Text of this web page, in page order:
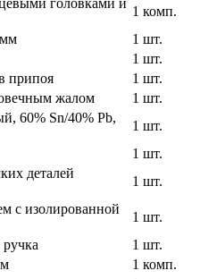
1 комп.
1 шт.
1 шт.
припоя
1 шт.
жалом
1 шт.
60% Sn/40% Pb,
1 шт.
1 шт.
деталей
1 шт.
с изолированной
1 шт.
1 шт.
1 комп.